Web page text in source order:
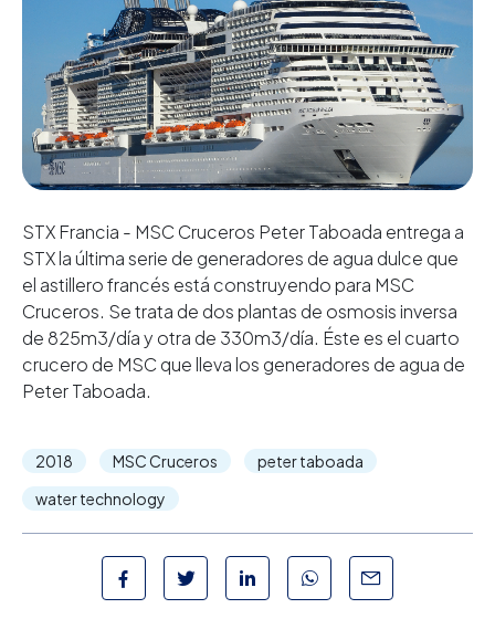
STX Francia - MSC Cruceros Peter Taboada entrega a
STX la última serie de generadores de agua dulce que
el astillero francés está construyendo para MSC
Cruceros. Se trata de dos plantas de osmosis inversa
de 825m3/día y otra de 330m3/día. Éste es el cuarto
crucero de MSC que lleva los generadores de agua de
Peter Taboada.
2018 MSC Cruceros
peter taboada
water technology